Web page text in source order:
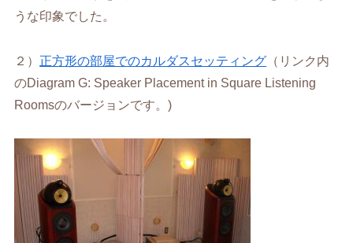
うな印象でした。
２） 正方形の部屋でのカルダスセッティング （リンク内
のDiagram G: Speaker Placement in Square Listening
Roomsのバージョンです。)